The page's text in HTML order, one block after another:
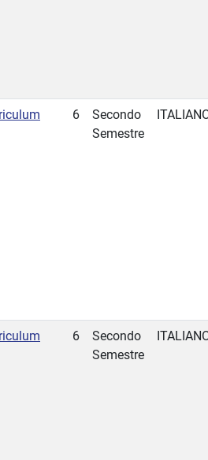
6
Secondo
Semestre
6
Secondo
Semestre